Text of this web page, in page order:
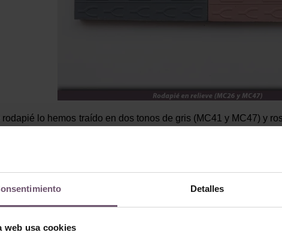
Detalles
web usa cookies
rodapié lo hemos traído en dos tonos de gris (MC41 y MC47) y
de colores. Este formato tiene unas medidas de 20x10cm, un